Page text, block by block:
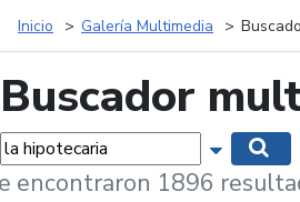
Inicio Galería Multimedia
Buscador
Mostrar
encontraron 1896